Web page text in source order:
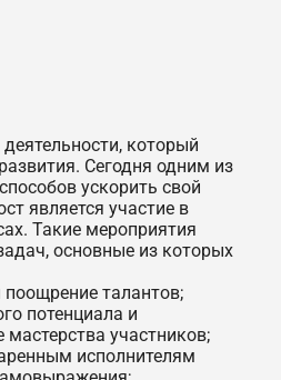
который
Сегодня одним из
ускорить свой
является участие в
Такие мероприятия
основные из которых
талантов;
потенциала и
участников;
исполнителям